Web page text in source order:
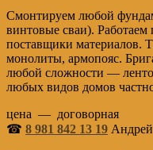
Смонтируем любой
винтовые сваи). Работаем
поставщики материалов.
монолиты, армопояс.
любой сложности —
любых видов домов
цена — договорная
☎ 8 981 842 13 19 Андрей